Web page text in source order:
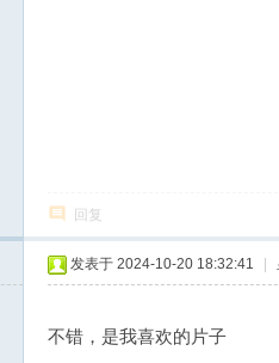
回复
发表于 2024-10-20 18:32:41
不错，是我喜欢的片子